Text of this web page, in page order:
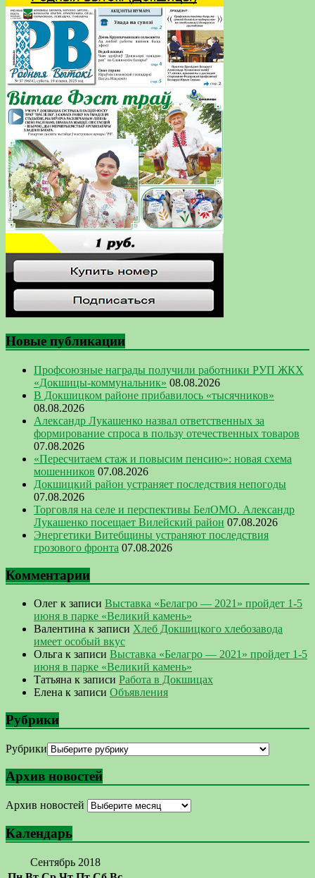
Новые публикации
Профсоюзные награды получили работники РУП ЖКХ
«Докшицы-коммунальник» 08.08.2026
В Докшицком районе прибавилось «тысячников»
08.08.2026
Александр Лукашенко назвал ответственных за
формирование спроса в пользу отечественных товаров
07.08.2026
«Пересчитаем стаж и повысим пенсию»: новая схема
мошенников 07.08.2026
Докшицкий район устраняет последствия непогоды
07.08.2026
Торговля на селе и перспективы БелОМО. Александр
Лукашенко посещает Вилейский район 07.08.2026
Энергетики Витебщины устраняют последствия
грозового фронта 07.08.2026
Комментарии
Олег к записи Выставка «Белагро — 2021» пройдет 1-5
июня в парке «Великий камень»
Валентина к записи Хлеб Докшицкого хлебозавода
имеет особый вкус
Ольга к записи Выставка «Белагро — 2021» пройдет 1-5
июня в парке «Великий камень»
Татьяна к записи Работа в Докшицах
Елена к записи Объявления
Рубрики
Рубрики
Архив новостей
Архив новостей
Календарь
Сентябрь 2018